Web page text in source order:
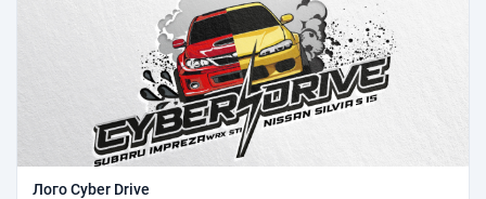
Лого Cyber Drive